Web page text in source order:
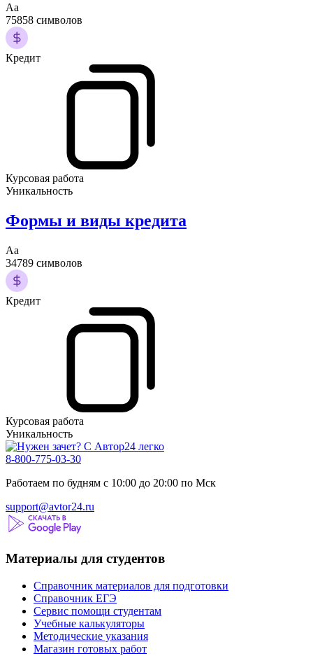
Аа
75858 символов
Кредит
Курсовая работа
Уникальность
Формы и виды кредита
Аа
34789 символов
Кредит
Курсовая работа
Уникальность
8-800-775-03-30
Работаем по будням с 10:00 до 20:00 по Мск
support@avtor24.ru
Материалы для студентов
Справочник материалов для подготовки
Справочник ЕГЭ
Сервис помощи студентам
Учебные калькуляторы
Методические указания
Магазин готовых работ